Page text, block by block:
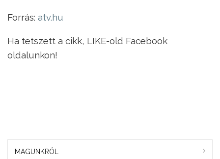
Forrás: atv.hu
Ha tetszett a cikk, LIKE-old Facebook
oldalunkon!
MAGUNKRÓL